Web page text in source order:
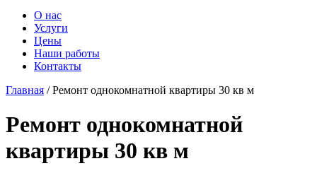
О нас
Услуги
Цены
Наши работы
Контакты
Главная / Ремонт однокомнатной квартиры 30 кв м
Ремонт однокомнатной
квартиры 30 кв м